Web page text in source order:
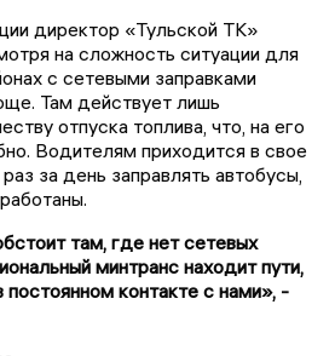
директор «Тульской ТК»
на сложность ситуации для
с сетевыми заправками
Там действует лишь
отпуска топлива, что, на его
Водителям приходится в свое
за день заправлять автобусы,
там, где нет сетевых
минтранс находит пути,
контакте с нами», -